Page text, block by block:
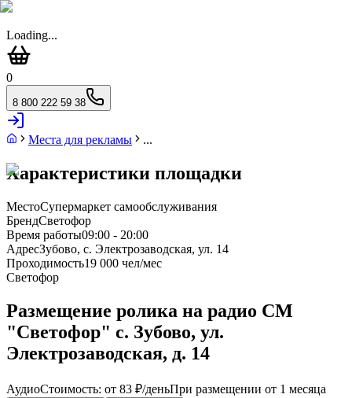
Loading...
0
8 800 222 59 38
Места для рекламы ...
Характеристики площадки
МестоСупермаркет самообслуживания
БрендСветофор
Время работы09:00 - 20:00
АдресЗубово, с. Электрозаводская, ул. 14
Проходимость19 000 чел/мес
Светофор
Размещение ролика на радио СМ
"Светофор" с. Зубово, ул.
Электрозаводская, д. 14
АудиоСтоимость: от 83 ₽/деньПри размещении от 1 месяца